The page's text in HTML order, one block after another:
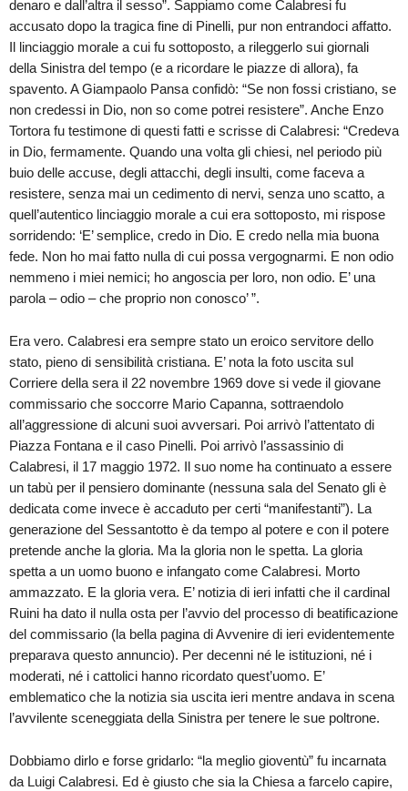
denaro e dall’altra il sesso”. Sappiamo come Calabresi fu
accusato dopo la tragica fine di Pinelli, pur non entrandoci affatto.
Il linciaggio morale a cui fu sottoposto, a rileggerlo sui giornali
della Sinistra del tempo (e a ricordare le piazze di allora), fa
spavento. A Giampaolo Pansa confidò: “Se non fossi cristiano, se
non credessi in Dio, non so come potrei resistere”. Anche Enzo
Tortora fu testimone di questi fatti e scrisse di Calabresi: “Credeva
in Dio, fermamente. Quando una volta gli chiesi, nel periodo più
buio delle accuse, degli attacchi, degli insulti, come faceva a
resistere, senza mai un cedimento di nervi, senza uno scatto, a
quell’autentico linciaggio morale a cui era sottoposto, mi rispose
sorridendo: ‘E’ semplice, credo in Dio. E credo nella mia buona
fede. Non ho mai fatto nulla di cui possa vergognarmi. E non odio
nemmeno i miei nemici; ho angoscia per loro, non odio. E’ una
parola – odio – che proprio non conosco’ ”.
Era vero. Calabresi era sempre stato un eroico servitore dello
stato, pieno di sensibilità cristiana. E’ nota la foto uscita sul
Corriere della sera il 22 novembre 1969 dove si vede il giovane
commissario che soccorre Mario Capanna, sottraendolo
all’aggressione di alcuni suoi avversari. Poi arrivò l’attentato di
Piazza Fontana e il caso Pinelli. Poi arrivò l’assassinio di
Calabresi, il 17 maggio 1972. Il suo nome ha continuato a essere
un tabù per il pensiero dominante (nessuna sala del Senato gli è
dedicata come invece è accaduto per certi “manifestanti”). La
generazione del Sessantotto è da tempo al potere e con il potere
pretende anche la gloria. Ma la gloria non le spetta. La gloria
spetta a un uomo buono e infangato come Calabresi. Morto
ammazzato. E la gloria vera. E’ notizia di ieri infatti che il cardinal
Ruini ha dato il nulla osta per l’avvio del processo di beatificazione
del commissario (la bella pagina di Avvenire di ieri evidentemente
preparava questo annuncio). Per decenni né le istituzioni, né i
moderati, né i cattolici hanno ricordato quest’uomo. E’
emblematico che la notizia sia uscita ieri mentre andava in scena
l’avvilente sceneggiata della Sinistra per tenere le sue poltrone.
Dobbiamo dirlo e forse gridarlo: “la meglio gioventù” fu incarnata
da Luigi Calabresi. Ed è giusto che sia la Chiesa a farcelo capire,